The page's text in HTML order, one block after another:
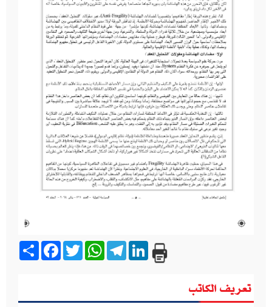
Share
FacebookTwitter
WhatsApp
Telegram
LinkedIn
تعريف الكاتب